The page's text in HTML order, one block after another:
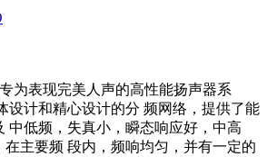
为表现完美人声的高性能扬声器系
设计和精心设计的分 频网络，提供了能
中低频，失真小，瞬态响应好，中高
在主要频 段内，频响均匀，并有一定的